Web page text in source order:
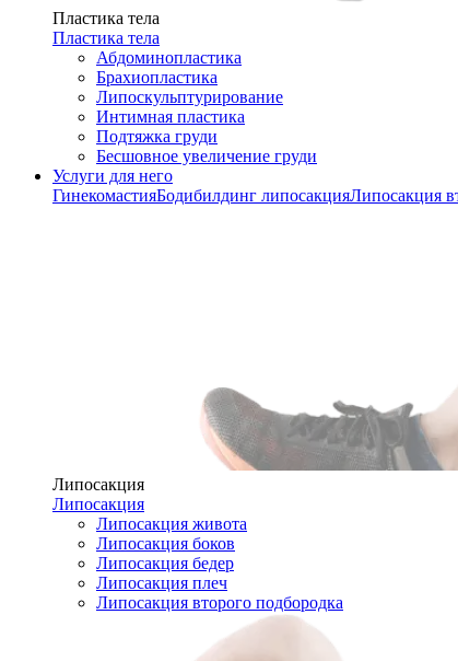
Пластика тела
Пластика тела
Абдоминопластика
Брахиопластика
Липоскульптурирование
Интимная пластика
Подтяжка груди
Бесшовное увеличение груди
Услуги для него
ГинекомастияБодибилдинг липосакцияЛипосакция
Липосакция
Липосакция
Липосакция живота
Липосакция боков
Липосакция бедер
Липосакция плеч
Липосакция второго подбородка